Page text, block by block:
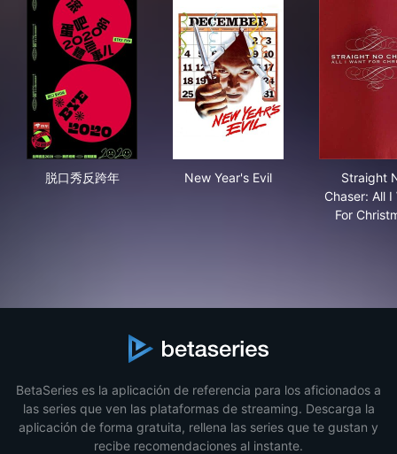
脱口秀反跨年 New Year's Evil
Straight
Chaser: All I
For
BetaSeries es la aplicación de referencia para los aficionados a
las series que ven las plataformas de streaming. Descarga la
aplicación de forma gratuita, rellena las series que te gustan y
recibe recomendaciones al instante.